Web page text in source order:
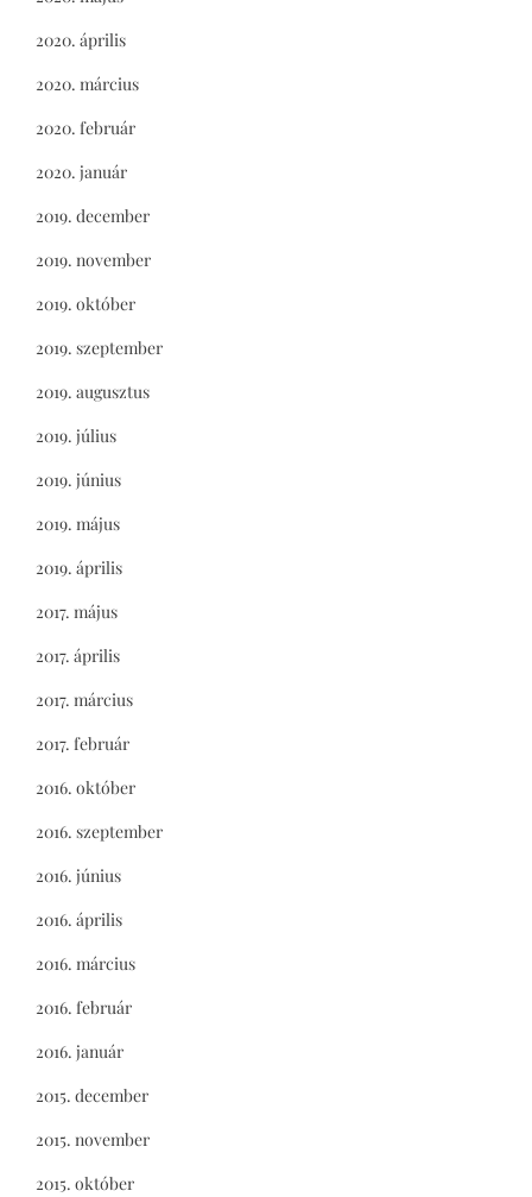
2020. április
2020. március
2020. február
2020. január
2019. december
2019. november
2019. október
2019. szeptember
2019. augusztus
2019. július
2019. június
2019. május
2019. április
2017. május
2017. április
2017. március
2017. február
2016. október
2016. szeptember
2016. június
2016. április
2016. március
2016. február
2016. január
2015. december
2015. november
2015. október